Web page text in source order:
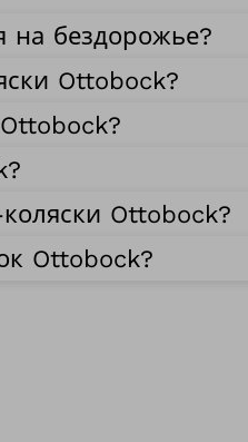
на бездорожье?
Ottobock?
Ottobock?
Ottobock?